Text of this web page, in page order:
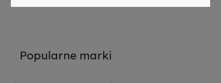
Popularne marki
Dowiedz się więcej